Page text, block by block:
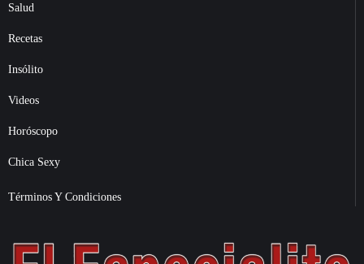
Salud
Recetas
Insólito
Videos
Horóscopo
Chica Sexy
Términos Y Condiciones